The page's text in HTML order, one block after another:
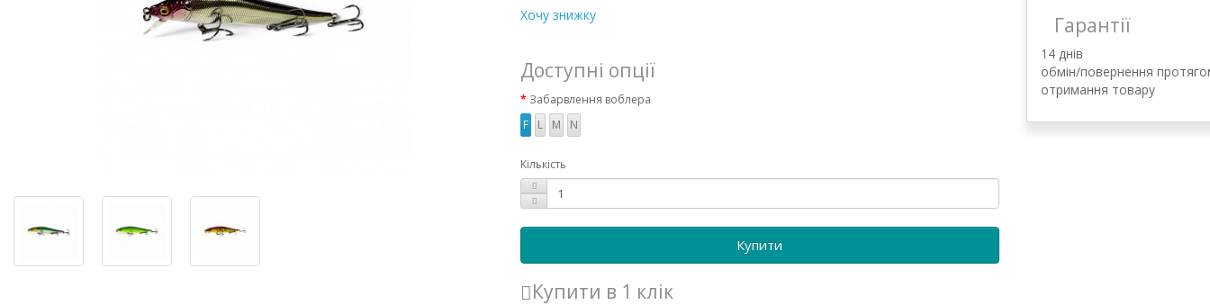
Хочу знижку
Доступні опції
Забарвлення воблера
F
L M N
Кількість
Купити
Купити в 1 клік
Гарантії
14 днів
обмін/повернення
отримання товару